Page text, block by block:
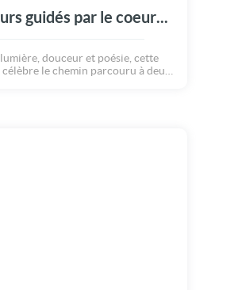
guidés par le coeur...
douceur et poésie, cette
le chemin parcouru à deux